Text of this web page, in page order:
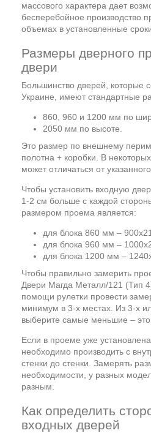
массового характера дает
бесперебойное производство
объемах в установленные
Размеры дверного
двери
Большинство дверей, которые
Украине, имеют стандартные
860, 960 и 1200 мм по
2050 мм по высоте.
Это размер по внешнему
полотна + коробки. В
может отличаться от
Чтобы установить входную
1-2 см больше с каждой
размером проема является:
для блока 860 мм –
для блока 960 мм –
для блока 1200 мм –
Чтобы правильно замерить
Двери Магда Металл/121 (Тип
помощи рулетки провести
минимум в 3-х местах. Из 3-х
выберите самые меньшие –
Если в проеме уже
необходимо производить с
стенки до стенки. Замерять
необходимости, у разных
разным.
Как определить
входных дверей